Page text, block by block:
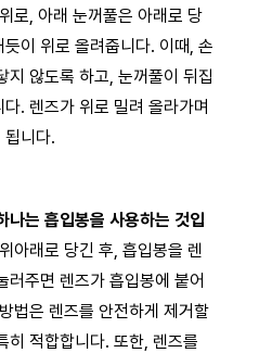
로, 아래 눈꺼풀은 아래로 당
이 위로 올려줍니다. 이때, 손
지 않도록 하고, 눈꺼풀이 뒤집
. 렌즈가 위로 밀려 올라가며
됩니다.
나는 흡입봉을 사용하는 것입
아래로 당긴 후, 흡입봉을 렌
러주면 렌즈가 흡입봉에 붙어
법은 렌즈를 안전하게 제거할
히 적합합니다. 또한, 렌즈를